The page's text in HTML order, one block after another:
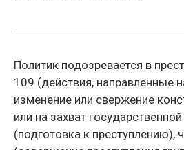
Политик подозревается в
109 (действия, направленные
изменение или свержение
или на захват
(подготовка к преступлению),